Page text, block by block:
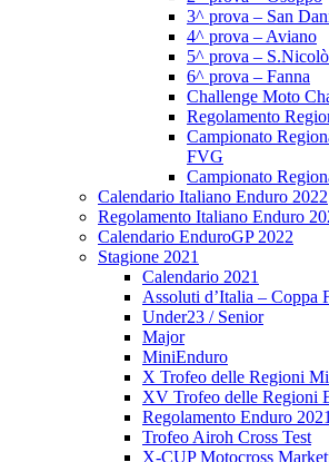
3^ prova – San
4^ prova – Aviano
5^ prova –
6^ prova – Fanna
Challenge Moto
Regolamento
Campionato
FVG
Campionato
Calendario Italiano Enduro 2022
Regolamento Italiano Enduro
Calendario EnduroGP 2022
Stagione 2021
Calendario 2021
Assoluti d’Italia – Coppa
Under23 / Senior
Major
MiniEnduro
X Trofeo delle Regioni
XV Trofeo delle Regioni
Regolamento Enduro 2021
Trofeo Airoh Cross Test
X-CUP Motocross